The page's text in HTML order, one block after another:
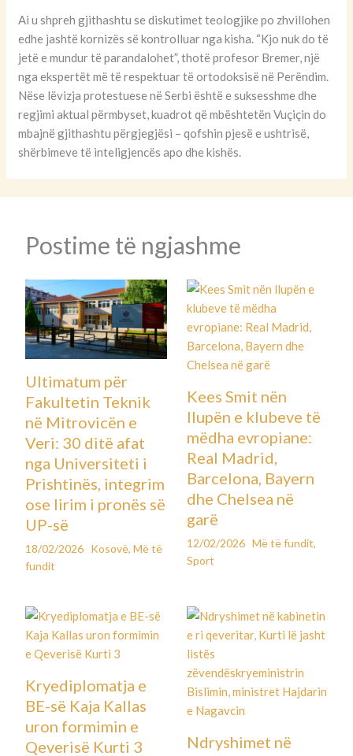
Ai u shpreh gjithashtu se diskutimet teologjike po zhvillohen
edhe jashtë kornizës së kontrolluar nga kisha. “Kjo nuk do të
jetë e mundur të parandalohet”, thotë profesor Bremer, një
nga ekspertët më të respektuar të ortodoksisë në Perëndim.
Nëse lëvizja protestuese në Serbi është e suksesshme dhe
regjimi aktual përmbyset, kuadrot që mbështetën Vuçiçin do
mbajnë gjithashtu përgjegjësi – qofshin pjesë e ushtrisë,
shërbimeve të inteligjencës apo dhe kishës.
Postime të ngjashme
Ultimatum për
Fakultetin Teknik
në Mitrovicën e
Veri: 30 ditë afat
nga Universiteti i
Prishtinës, integrim
ose lirim i pronës së
UP-së
18/02/2026 Kosovë,Më të
fundit
Kees Smit nën
llupën e klubeve të
mëdha evropiane:
Real Madrid,
Barcelona, Bayern
dhe Chelsea në
garë
12/02/2026 Më të fundit,
Sport
Kryediplomatja e
BE-së Kaja Kallas
uron formimin e
Qeverisë Kurti 3
Ndryshimet në